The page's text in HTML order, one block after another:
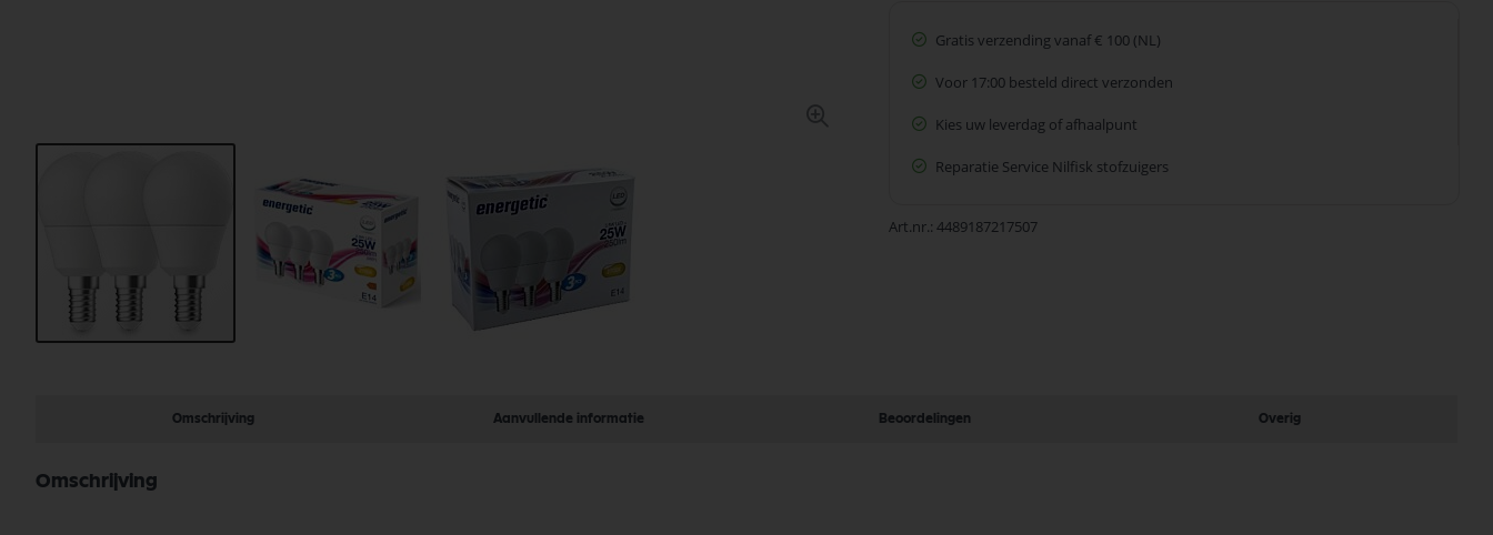
Gratis verzending vanaf € 100 (NL)
Voor 17:00 besteld direct verzonden
Kies uw leverdag of afhaalpunt
Reparatie Service Nilfisk stofzuigers
Art.nr. 4489187217507
afbeeldingen-
gallerij
Omschrijving Aanvullende informatie Beoordelingen Overig
Omschrijving